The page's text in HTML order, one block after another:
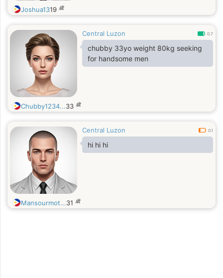
Joshua1319 歳
Central Luzon 0.7
chubby 33yo weight 80kg seeking
for handsome men
Chubby1234...33 歳
Central Luzon 0.1
hi hi hi
Mansourmot...31 歳